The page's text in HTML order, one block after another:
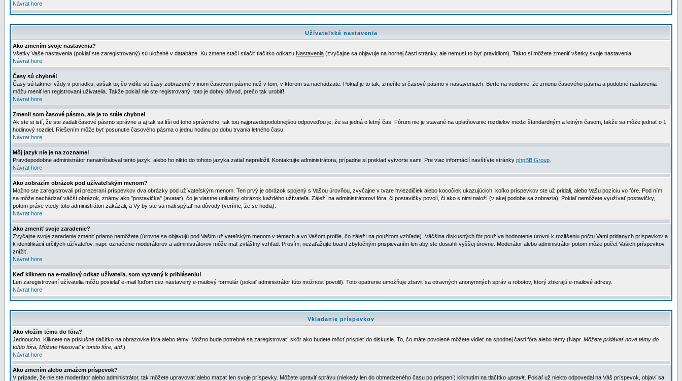
Návrat hore
Užívateľské nastavenia
Ako zmením svoje nastavenia?
Všetky Vaše nastavenia (pokiaľ ste zaregistrovaný) sú uložené v databáze. Ku zmene stačí stlačiť tlačítko odkazu Nastavenia (zvyčajne sa objavuje na hornej časti stránky, ale nemusí to byť pravidlom). Takto si môžete zmeniť všetky svoje nastavenia.
Návrat hore
Časy sú chybné!
Časy sú takmer vždy v poriadku, avšak to, čo vidíte sú časy zobrazené v inom časovom pásme než v tom, v ktorom sa nachádzate. Pokiaľ je to tak, zmeňte si časové pásmo v nastaveniach. Berte na vedomie, že zmenu časového pásma a podobné nastavenia
môžu meniť len registrovaní uživatelia. Takže pokiaľ nie ste registrovaný, toto je dobrý dôvod, prečo tak urobiť!
Návrat hore
Zmenil som časové pásmo, ale je to stále chybne!
Ak ste si istí, že ste zadali časové pásmo správne a aj tak sa líši od toho správneho, tak tou najpravdepodobnejšou odpoveďou je, že sa jedná o letný čas. Fórum nie je stavané na uplatňovanie rozdielov medzi štandardným a letným časom, takže sa môže jednať o 1
hodinový rozdiel. Riešením môže byť posunutie časového pásma o jednu hodinu po dobu trvania letného času.
Návrat hore
Môj jazyk nie je na zozname!
Pravdepodobne administrátor nenainštaloval tento jazyk, alebo ho nikto do tohoto jazyka zatiaľ nepreložil. Kontaktujte administrátora, prípadne si preklad vytvorte sami. Pre viac informácií navštívte stránky phpBB Group
Návrat hore
Ako zobrazím obrázok pod užívateľským menom?
Možno ste zaregistrovali pri prezeraní príspevkov dva obrázky pod užívateľským menom. Ten prvý je obrázok spojený s Vašou úrovňou, zvyčajne v tvare hviezdičiek alebo kocočiek ukazujúcich, koľko príspevkov ste už pridali, alebo Vašu pozíciu vo fóre. Pod ním
sa môže nachádzať väčší obrázok, známy ako "postavička" (avatar), čo je vlastne unikátny obrázok každého užívateľa. Záleží na administrátorovi fóra, či postavičky povolí, či ako s nimi naloží (v akej podobe sa zobrazia). Pokiaľ nemôžete využívať postavičky,
potom práve vtedy toto administrátori zakázali, a Vy by ste sa mali spýtať na dôvody (veríme, že se hodia).
Návrat hore
Ako zmeniť svoje zaradenie?
Zvyčajne svoje zaradenie zmeniť priamo nemôžete (úrovne sa objavujú pod Vašim užívateľským menom v témach a vo Vašom profile, čo záleží na použitom vzhľade). Väčšina diskusných fór používa hodnotenie úrovní k rozlíšeniu počtu Vami pridaných príspevkov a
k identifikácií určitých užívateľov, napr. označenie moderátorov a administrátorov môže mať zvláštny vzhľad. Prosím, nezaťažujte board zbytočným prispievaním len aby ste dosiahli vyššej úrovne. Moderátor alebo administrátor potom môže počet Vašich príspevkov
znížiť.
Návrat hore
Keď kliknem na e-mailový odkaz užívateľa, som vyzvaný k prihláseniu!
Len zaregistrovaní užívatelia môžu posielať e-mail ľuďom cez nastavený e-mailový formulár (pokiaľ administrátor túto možnosť povolil). Toto opatrenie umožňuje zbaviť sa otravných anonymných správ a robotov, ktorý zbierajú e-mailové adresy.
Návrat hore
Vkladanie príspevkov
Ako vložím tému do fóra?
Jednoucho. Kliknete na príslušné tlačítko na obrazovke fóra alebo témy. Možno bude potrebné sa zaregistrovať, skôr ako budete môcť prispieť do diskusie. To, čo máte povolené môžete vidieť na spodnej časti fóra alebo témy (Napr. Môžete pridávať nové témy do
tohto fóra, Môžete hlasovať v tomto fóre, atd.).
Návrat hore
Ako zmením alebo zmažem príspevok?
V prípade, že nie ste moderátor alebo administrátor, tak môžete upravovať alebo mazať len svoje príspevky. Môžete upraviť správu (niekedy len do obmedzeného času po prispení) kliknutím na tlačítko upraviť. Pokiaľ už niekto odpovedal na Váš príspevok, objaví sa